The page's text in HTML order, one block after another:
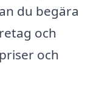
du begära
och
och